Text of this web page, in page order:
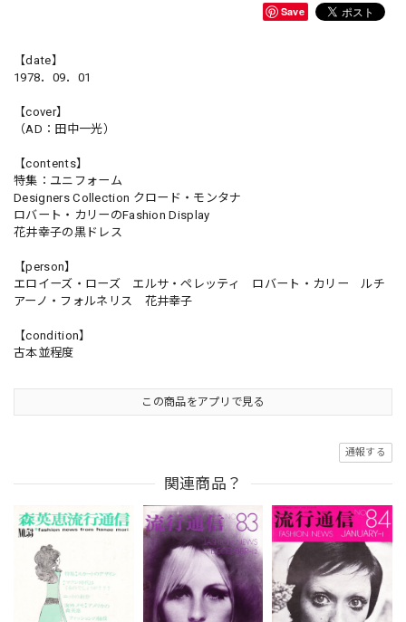
Save
【date】
1978．09．01
【cover】
（AD：田中一光）
【contents】
特集：ユニフォーム
Designers Collection クロード・モンタナ
ロバート・カリーのFashion Display
花井幸子の黒ドレス
【person】
エロイーズ・ローズ エルサ・ペレッティ ロバート・カリー ルチ
アーノ・フォルネリス 花井幸子
【condition】
古本並程度
この商品をアプリで見る
通報する
関連商品？